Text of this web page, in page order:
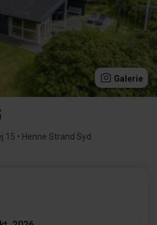
Galerie
15 • Henne Strand Syd